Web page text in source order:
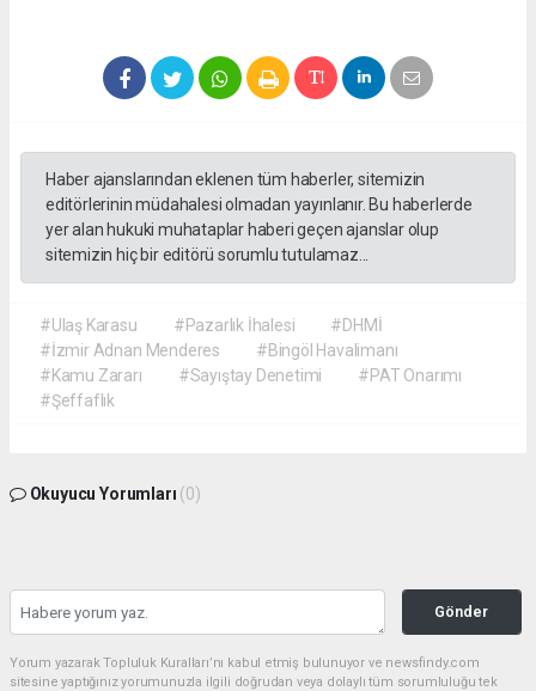
Haber ajanslarından eklenen tüm haberler, sitemizin
editörlerinin müdahalesi olmadan yayınlanır. Bu haberlerde
yer alan hukuki muhataplar haberi geçen ajanslar olup
sitemizin hiç bir editörü sorumlu tutulamaz...
#Ulaş Karasu #Pazarlık İhalesi
#DHMİ
#İzmir Adnan Menderes
#Bingöl Havalimanı
#Kamu Zararı
#Sayıştay Denetimi
#PAT Onarımı
#Şeffaflık
Okuyucu Yorumları (0)
Gönder
Yorum yazarak Topluluk Kuralları’nı kabul etmiş bulunuyor ve newsfindy.com
sitesine yaptığınız yorumunuzla ilgili doğrudan veya dolaylı tüm sorumluluğu tek